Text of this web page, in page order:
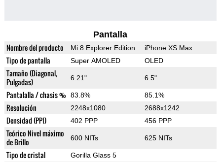
Pantalla
Nombre del producto Mi 8 Explorer Edition iPhone XS Max
Tipo de pantalla Super AMOLED OLED
Tamaño (Diagonal,
Pulgadas)
6.21" 6.5"
Pantalalla / chasis % 83.8% 85.1%
Resolución 2248x1080 2688x1242
Densidad (PPI) 402 PPP 456 PPP
Teórico Nivel máximo
de Brillo
600 NITs 625 NITs
Tipo de cristal Gorilla Glass 5